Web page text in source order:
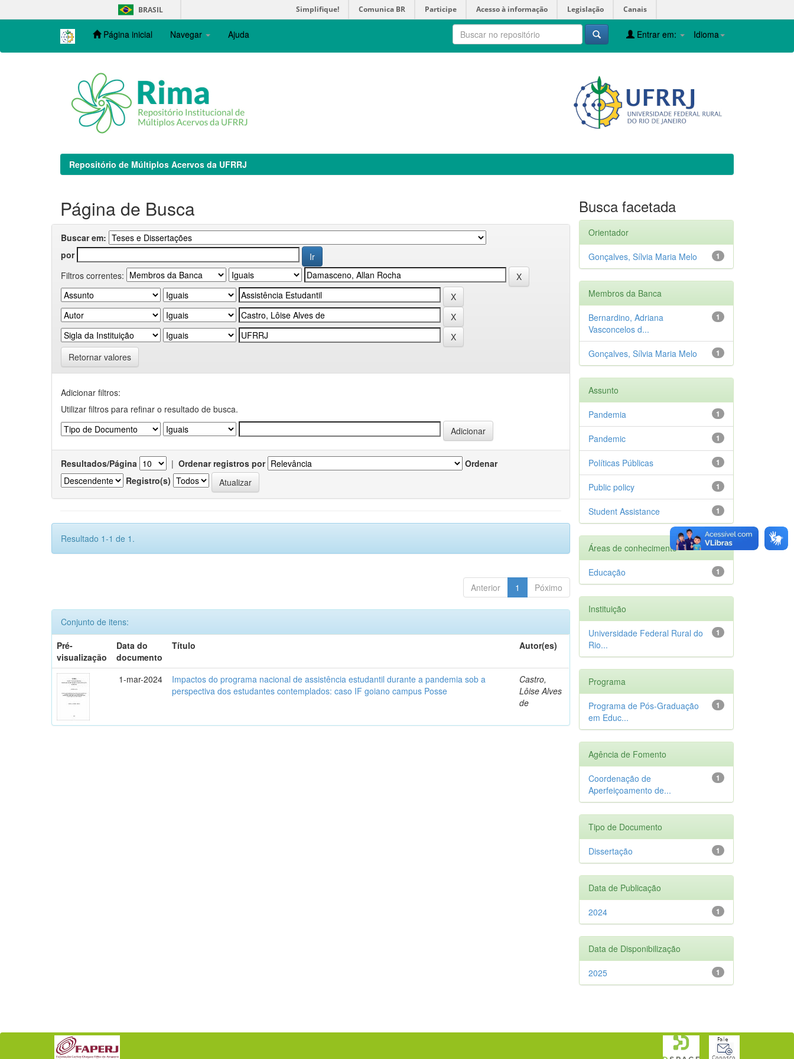
navigation
BRASIL Simplifique! Comunica BR Participe Acesso à informação Legislação Canais
Página inicial Navegar Ajuda Idioma
Entrar em:
Repositório de Múltiplos Acervos da UFRRJ
Página de Busca
Buscar em:
por
Filtros correntes:
Retornar valores
Adicionar filtros:
Utilizar filtros para refinar o resultado de busca.
Resultados/Página | Ordenar registros por
Ordenar
Registro(s)
Resultado 1-1 de 1.
Anterior 1 Póximo
Conjunto de itens:
Pré-
visualização
Data do
documento
Título Autor(es)
1-mar-2024
Impactos do programa nacional de assistência estudantil durante a pandemia sob a
perspectiva dos estudantes contemplados: caso IF goiano campus Posse
Castro,
Lôise Alves
de
Busca facetada
Orientador
1
Gonçalves, Sílvia Maria Melo
Membros da Banca
1
Bernardino, Adriana
Vasconcelos d...
1
Gonçalves, Sílvia Maria Melo
Assunto
1
Pandemia
1
Pandemic
1
Políticas Públicas
1
Public policy
1
Student Assistance
Áreas de conhecimento
1
Educação
Instituição
1
Universidade Federal Rural do
Rio...
Programa
1
Programa de Pós-Graduação
em Educ...
Agência de Fomento
1
Coordenação de
Aperfeiçoamento de...
Tipo de Documento
1
Dissertação
Data de Publicação
1
2024
Data de Disponibilização
1
2025